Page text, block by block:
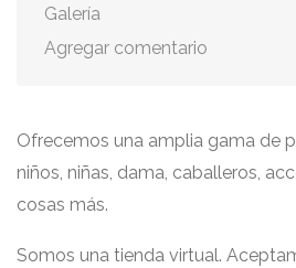
Galería
Agregar comentario
Ofrecemos una amplia gama de
niños, niñas, dama, caballeros,
cosas más.
Somos una tienda virtual.